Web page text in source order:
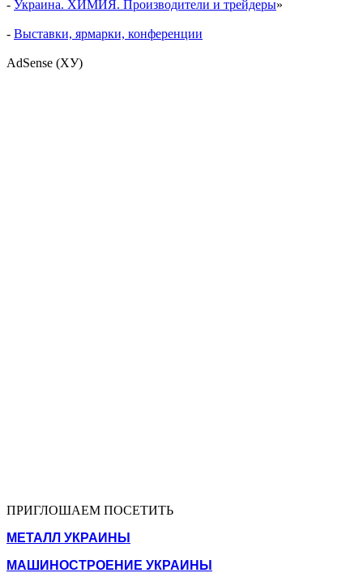
- Украина. ХИМИЯ. Производители и трейдеры»
- Выставки, ярмарки, конференции
AdSense (ХУ)
ПРИГЛОШАЕМ ПОСЕТИТЬ
МЕТАЛЛ УКРАИНЫ
МАШИНОСТРОЕНИЕ УКРАИНЫ